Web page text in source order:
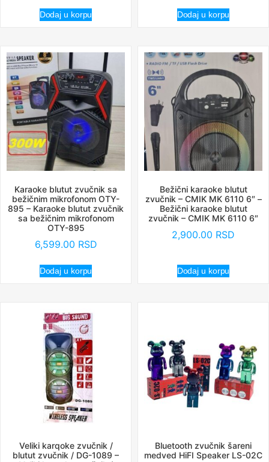
Dodaj u korpu Dodaj u korpu
Karaoke blutut zvučnik sa
bežičnim mikrofonom OTY-
895 – Karaoke blutut zvučnik
sa bežičnim mikrofonom
OTY-895
6,599.00 RSD
Dodaj u korpu
Bežični karaoke blutut
zvučnik – CMIK MK 6110 6″ –
Bežični karaoke blutut
zvučnik – CMIK MK 6110 6″
2,900.00 RSD
Dodaj u korpu
Veliki karqoke zvučnik /
blutut zvučnik / DG-1089 –
Bluetooth zvučnik šareni
medved HiFI Speaker LS-02C